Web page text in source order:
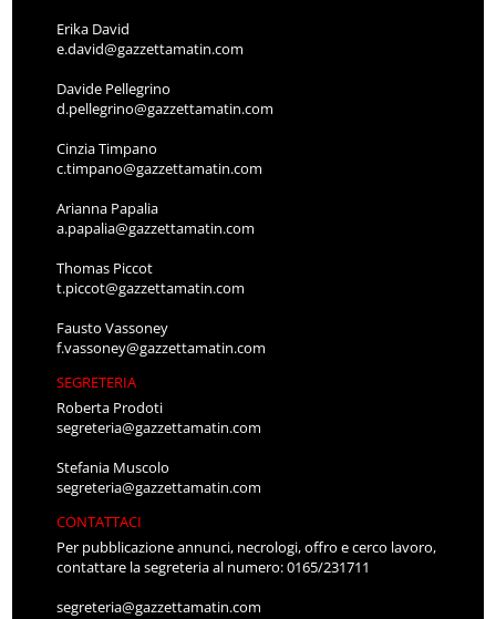
Erika David
e.david@gazzettamatin.com
Davide Pellegrino
d.pellegrino@gazzettamatin.com
Cinzia Timpano
c.timpano@gazzettamatin.com
Arianna Papalia
a.papalia@gazzettamatin.com
Thomas Piccot
t.piccot@gazzettamatin.com
Fausto Vassoney
f.vassoney@gazzettamatin.com
SEGRETERIA
Roberta Prodoti
segreteria@gazzettamatin.com
Stefania Muscolo
segreteria@gazzettamatin.com
CONTATTACI
Per pubblicazione annunci, necrologi, offro e cerco lavoro,
contattare la segreteria al numero: 0165/231711
segreteria@gazzettamatin.com